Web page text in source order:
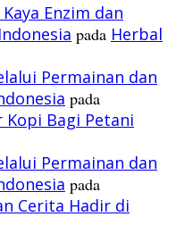
Enzim dan
pada Herbal
Permainan dan
pada
Kopi Bagi Petani
Permainan dan
pada
Cerita Hadir di